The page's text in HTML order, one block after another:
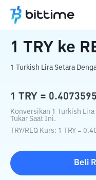
Beranda Konverter
1 TRY ke
1 Turkish Lira Setara
1 TRY =
Konversikan 1 Turkish
Tukar Saat Ini.
TRY/REQ Kurs: 1 TRY =
Beli